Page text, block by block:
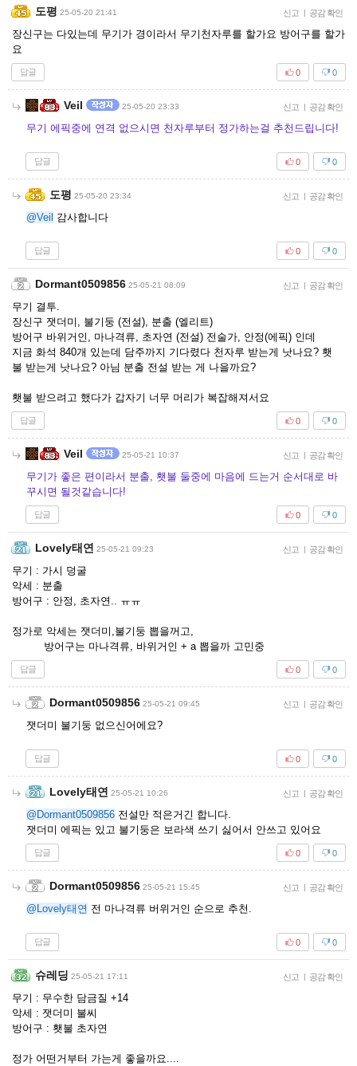
도평 25-05-20 21:41 신고 | 공감 확인
장신구는 다있는데 무기가 경이라서 무기천자루를 할가요 방어구를 할가
요
답글 0
0
Veil 25-05-20 23:33 신고 | 공감 확인
무기 에픽중에 연격 없으시면 천자루부터 정가하는걸 추천드립니다!
답글 0
0
도평 25-05-20 23:34 신고 | 공감 확인
@Veil 감사합니다
답글 0
0
Dormant0509856 25-05-21 08:09 신고 | 공감 확인
무기 결투.
장신구 잿더미, 불기둥 (전설), 분출 (엘리트)
방어구 바위거인, 마나격류, 초자연 (전설) 전술가, 안정(에픽) 인데
지금 화석 840개 있는데 담주까지 기다렸다 천자루 받는게 낫나요? 횃
불 받는게 낫나요? 아님 분출 전설 받는 게 나을까요?
횃불 받으려고 했다가 갑자기 너무 머리가 복잡해져서요
답글 0
0
Veil 25-05-21 10:37 신고 | 공감 확인
무기가 좋은 편이라서 분출, 횃불 둘중에 마음에 드는거 순서대로 바
꾸시면 될것같습니다!
답글 0
0
Lovely태연 25-05-21 09:23 신고 | 공감 확인
무기 : 가시 덩굴
악세 : 분출
방어구 : 안정, 초자연.. ㅠㅠ
정가로 악세는 잿더미,불기둥 뽑을꺼고,
방어구는 마나격류, 바위거인 + a 뽑을까 고민중
답글 0
0
Dormant0509856 25-05-21 09:45 신고 | 공감 확인
잿더미 불기둥 없으신어에요?
답글 0
0
Lovely태연 25-05-21 10:26 신고 | 공감 확인
@Dormant0509856 전설만 적은거긴 합니다.
잿더미 에픽는 있고 불기둥은 보라색 쓰기 싫어서 안쓰고 있어요
답글 0
0
Dormant0509856 25-05-21 15:45 신고 | 공감 확인
@Lovely태연 전 마나격류 버위거인 순으로 추천.
답글 0
0
슈레딩 25-05-21 17:11 신고 | 공감 확인
무기 : 무수한 담금질 +14
악세 : 잿더미 불씨
방어구 : 횃불 초자연
정가 어떤거부터 가는게 좋을까요....